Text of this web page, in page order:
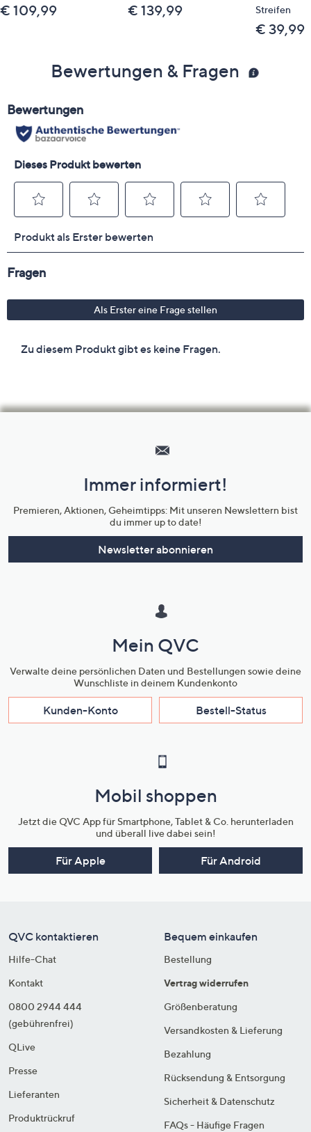
€ 109,99 € 139,99
Streifen
€ 39,99
Bewertungen & Fragen
Unternehmensinformationen
Immer informiert!
Premieren, Aktionen, Geheimtipps: Mit unseren Newslettern bist
du immer up to date!
Newsletter abonnieren
Mein QVC
Verwalte deine persönlichen Daten und Bestellungen sowie deine
Wunschliste in deinem Kundenkonto
Kunden-Konto Bestell-Status
Mobil shoppen
Jetzt die QVC App für Smartphone, Tablet & Co. herunterladen
und überall live dabei sein!
Für Apple Für Android
QVC kontaktieren
Hilfe-Chat
Kontakt
0800 2944 444
(gebührenfrei)
QLive
Presse
Lieferanten
Produktrückruf
Bequem einkaufen
Bestellung
Vertrag widerrufen
Größenberatung
Versandkosten & Lieferung
Bezahlung
Rücksendung & Entsorgung
Sicherheit & Datenschutz
FAQs - Häufige Fragen